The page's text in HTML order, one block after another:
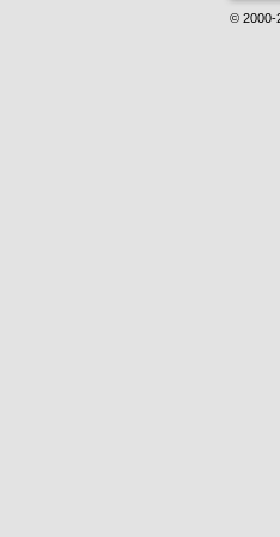
© 2000-